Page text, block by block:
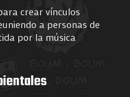
crear vínculos
a personas de
por la música